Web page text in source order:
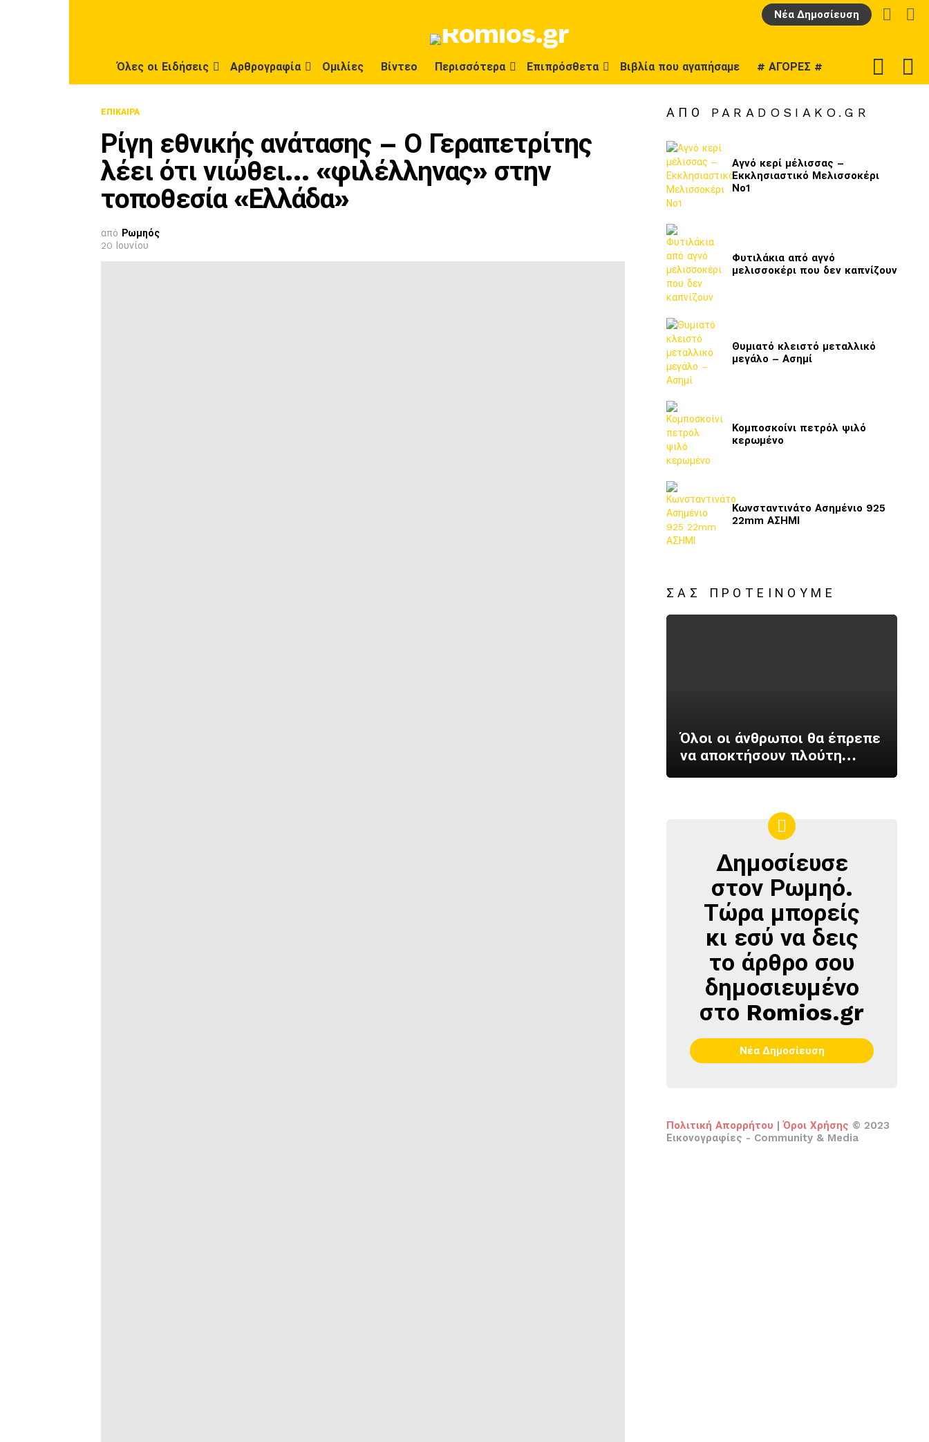
Νέα Δημοσίευση
LOGIN
Όλες οι Ειδήσεις Αρθρογραφία Ομιλίες Βίντεο Περισσότερα Επιπρόσθετα Βιβλία που αγαπήσαμε # ΑΓΟΡΕΣ #
SKIN
ΕΠΊΚΑΙΡΑ
Ρίγη εθνικής ανάτασης – Ο Γεραπετρίτης
λέει ότι νιώθει… «φιλέλληνας» στην
τοποθεσία «Ελλάδα»
από Ρωμηός
20 Ιουνίου
ΑΠΌ PARADOSIAKO.GR
Αγνό κερί μέλισσας –
Εκκλησιαστικό Μελισσοκέρι
Νο1
Φυτιλάκια από αγνό
μελισσοκέρι που δεν καπνίζουν
Θυμιατό κλειστό μεταλλικό
μεγάλο – Ασημί
Κομποσκοίνι πετρόλ ψιλό
κερωμένο
Κωνσταντινάτο Ασημένιο 925
22mm ΑΣΗΜΙ
ΣΑΣ ΠΡΟΤΕΊΝΟΥΜΕ
Όλοι οι άνθρωποι θα έπρεπε
να αποκτήσουν πλούτη…
ΔΗΜΟΣΊΕΥΣΕ
ΣΤΟΝ
ΡΩΜΗΌ
Δημοσίευσε
στον Ρωμηό.
Τώρα μπορείς
κι εσύ να δεις
το άρθρο σου
δημοσιευμένο
στο Romios.gr
Νέα Δημοσίευση
Πολιτική Απορρήτου | Όροι Χρήσης © 2023
Εικονογραφίες - Community & Media